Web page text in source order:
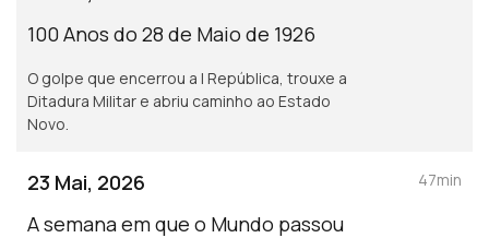
100 Anos do 28 de Maio de 1926
O golpe que encerrou a I República, trouxe a
Ditadura Militar e abriu caminho ao Estado
Novo.
23 Mai, 2026
A semana em que o Mundo passou
47min